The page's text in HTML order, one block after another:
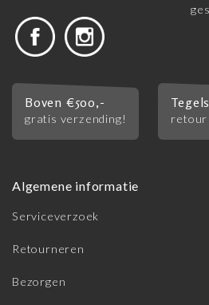
Boven €500,-
gratis verzending! retour
Algemene informatie
Serviceverzoek
Retourneren
Bezorgen